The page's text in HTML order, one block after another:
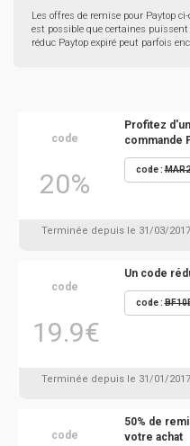
Les offres de remise pour Paytop
est possible que certaines
réduc Paytop expiré peut parfois
code
20%
Profitez
commande
code :
Terminée depuis le 31/03/2017
code
19.9€
Un code
code :
Terminée depuis le 31/01/2017
code
50% de
votre achat